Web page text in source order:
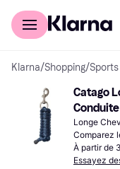
Acheter avec Klarna
Klarna/Shopping/
Catago
Longe
Comparez
À partir de
Essayez